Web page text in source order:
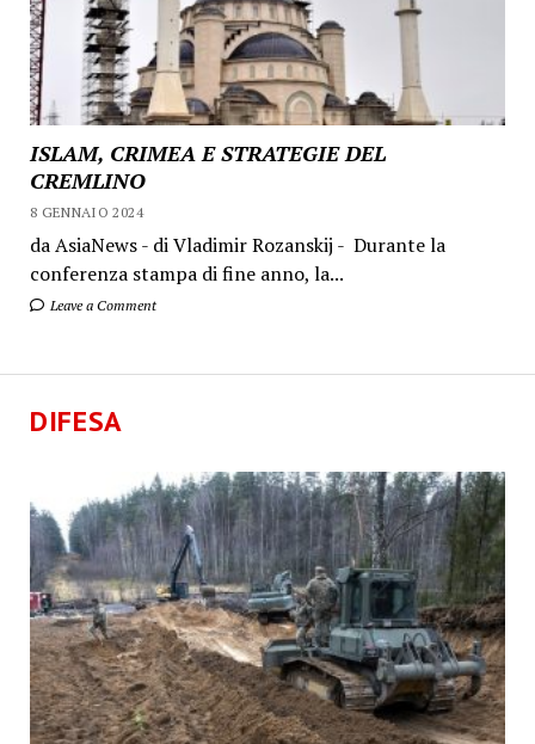
ISLAM, CRIMEA E STRATEGIE DEL
CREMLINO
8 GENNAIO 2024
da AsiaNews - di Vladimir Rozanskij - Durante la
conferenza stampa di fine anno, la...
Leave a Comment
DIFESA